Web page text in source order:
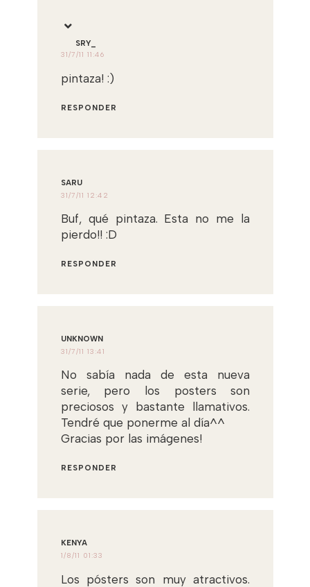
SRY_
31/7/11 11:46
pintaza! :)
RESPONDER
SARU
31/7/11 12:42
Buf, qué pintaza. Esta no me la
pierdo!! :D
RESPONDER
UNKNOWN
31/7/11 13:41
No sabía nada de esta nueva
serie, pero los posters son
preciosos y bastante llamativos.
Tendré que ponerme al día^^
Gracias por las imágenes!
RESPONDER
KENYA
1/8/11 01:33
Los pósters son muy atractivos.